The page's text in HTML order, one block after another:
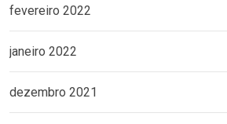
fevereiro 2022
janeiro 2022
dezembro 2021